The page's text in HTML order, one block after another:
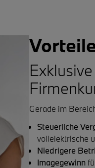
Gerade im
Steuerliche
vollelektrische
Niedrigere
Imagegewinn